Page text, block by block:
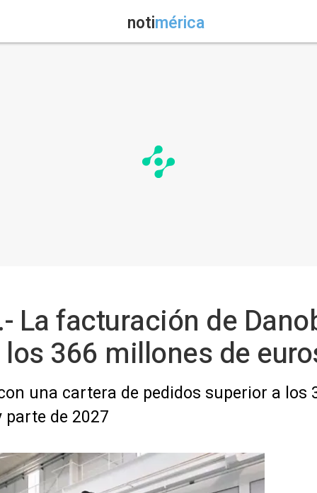
notimérica
La facturación de
366 millones de
una cartera de pedidos superior a los
parte de 2027